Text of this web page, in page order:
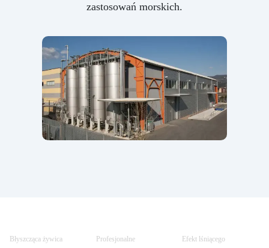
zastosowań morskich.
Błyszcząca żywica
Profesjonalne
Efekt lśniącego